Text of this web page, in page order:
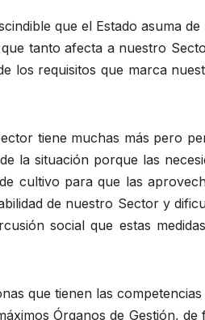
que el Estado asuma
tanto afecta a nuestro
los requisitos que marca
tiene muchas más pero
la situación porque las
cultivo para que las
de nuestro Sector y
social que estas
que tienen las
Órganos de Gestión,